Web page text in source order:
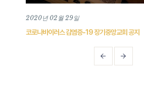
2020년 02월 29일
코로나바이러스 감염증-19 장기중앙교회 공지